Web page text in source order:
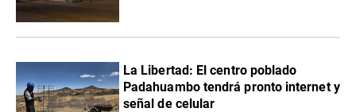
La Libertad: El centro poblado
Padahuambo tendrá pronto internet y
señal de celular